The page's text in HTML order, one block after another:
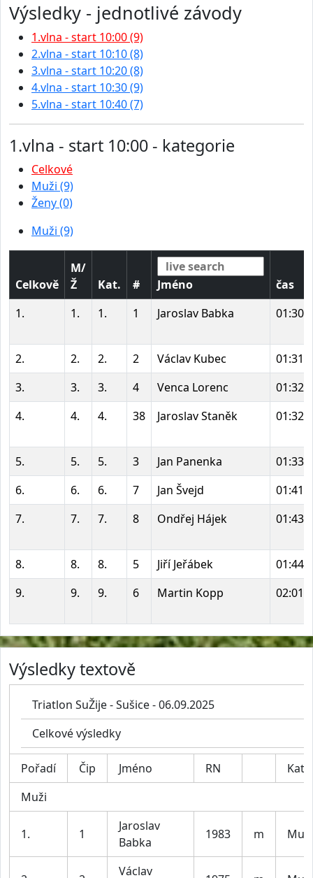
Výsledky - jednotlivé závody
1.vlna - start 10:00 (9)
2.vlna - start 10:10 (8)
3.vlna - start 10:20 (8)
4.vlna - start 10:30 (9)
5.vlna - start 10:40 (7)
1.vlna - start 10:00 - kategorie
Celkové
Muži (9)
Ženy (0)
Muži (9)
Celkově
M/
Ž
Kat. # Jméno
čas
1.
1. 1. 1 Jaroslav Babka
2. 2. 2. 2 Václav Kubec
3.
3. 3. 4 Venca Lorenc
4.
4. 4. 38 Jaroslav Staněk
5. 5. 5. 3 Jan Panenka
6.
6. 6. 7 Jan Švejd
7.
7. 7. 8 Ondřej Hájek
8. 8. 8. 5 Jiří Jeřábek
9.
9. 9. 6 Martin Kopp
Výsledky textově
Triatlon SuŽije - Sušice - 06.09.2025
Celkové výsledky
Pořadí Čip Jméno RN
Kat.
Muži
1. 1
Jaroslav
Babka
1983 m Muži
Václav